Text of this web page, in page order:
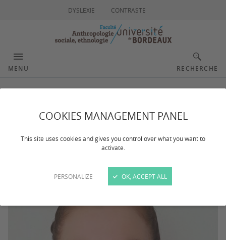
COOKIES MANAGEMENT PANEL
This site uses cookies and gives you control over what you want to
activate.
PERSONALIZE OK, ACCEPT ALL
DYSLEXIE CONTRASTE
MENU RECHERCHE
Dupuy Anna